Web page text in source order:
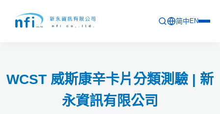
WCST 威斯康辛卡片分類測驗 | 新
永資訊有限公司
最新活動
產品列表
简中EN